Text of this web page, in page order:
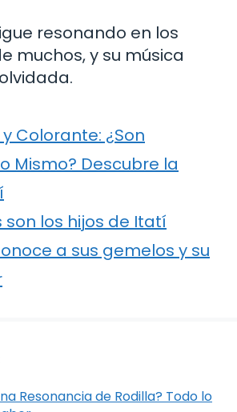
resonando en los
muchos, y su música
Colorante: ¿Son
Mismo? Descubre la
son los hijos de Itatí
a sus gemelos y su
Resonancia de Rodilla? Todo lo